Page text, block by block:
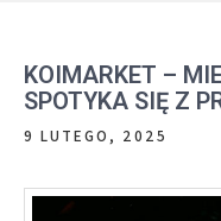
KOIMARKET –
SPOTYKA SIĘ Z
9 LUTEGO, 2025